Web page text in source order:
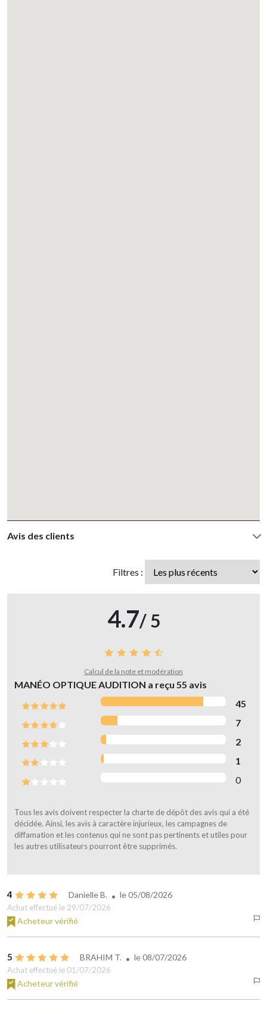
Avis des clients
Filtres :
4.7/ 5
Calcul de la note et modération
MANÉO OPTIQUE AUDITION a reçu 55 avis
45
7
2
1
0
Tous les avis doivent respecter la charte de dépôt des avis qui a été
décidée. Ainsi, les avis à caractère injurieux, les campagnes de
diffamation et les contenus qui ne sont pas pertinents et utiles pour
les autres utilisateurs pourront être supprimés.
4 Danielle B. le05/08/2026
Achat effectué le 29/07/2026
Acheteur vérifié
5 BRAHIM T. le08/07/2026
Achat effectué le 01/07/2026
Acheteur vérifié